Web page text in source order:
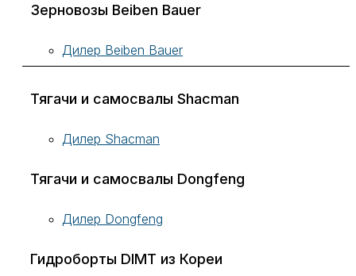
Зерновозы Beiben Bauer
Дилер Beiben Bauer
Тягачи и самосвалы Shacman
Дилер Shacman
Тягачи и самосвалы Dongfeng
Дилер Dongfeng
Гидроборты DIMT из Кореи